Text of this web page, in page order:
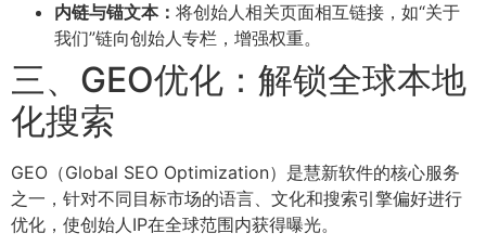
内链与锚文本： 将创始人相关页面相互链接，如“关于
我们”链向创始人专栏，增强权重。
三、GEO优化：解锁全球本地
化搜索
GEO（Global SEO Optimization）是慧新软件的核心服务
之一，针对不同目标市场的语言、文化和搜索引擎偏好进行
优化，使创始人IP在全球范围内获得曝光。